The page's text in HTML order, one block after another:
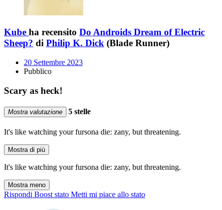
Kube ha recensito Do Androids Dream of Electric
Sheep? di Philip K. Dick (Blade Runner)
20 Settembre 2023
Pubblico
Scary as heck!
Mostra valutazione 5 stelle
It's like watching your fursona die: zany, but threatening.
Mostra di più
It's like watching your fursona die: zany, but threatening.
Mostra meno
Rispondi Boost stato Metti mi piace allo stato